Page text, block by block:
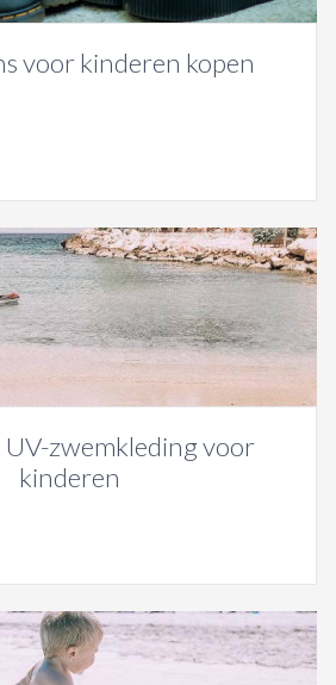
voor kinderen kopen
UV-zwemkleding voor
kinderen